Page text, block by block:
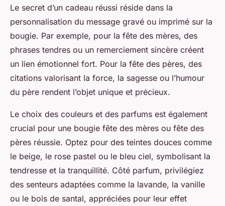
Le secret d’un cadeau réussi réside dans la
personnalisation du message gravé ou imprimé sur la
bougie. Par exemple, pour la fête des mères, des
phrases tendres ou un remerciement sincère créent
un lien émotionnel fort. Pour la fête des pères, des
citations valorisant la force, la sagesse ou l’humour
du père rendent l’objet unique et précieux.
Le choix des couleurs et des parfums est également
crucial pour une bougie fête des mères ou fête des
pères réussie. Optez pour des teintes douces comme
le beige, le rose pastel ou le bleu ciel, symbolisant la
tendresse et la tranquillité. Côté parfum, privilégiez
des senteurs adaptées comme la lavande, la vanille
ou le bois de santal, appréciées pour leur effet